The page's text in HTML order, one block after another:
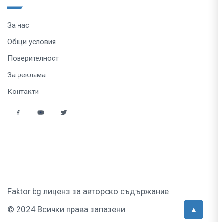
За нас
Общи условия
Поверителност
За реклама
Контакти
Faktor.bg лиценз за авторско съдържание
© 2024 Всички права запазени